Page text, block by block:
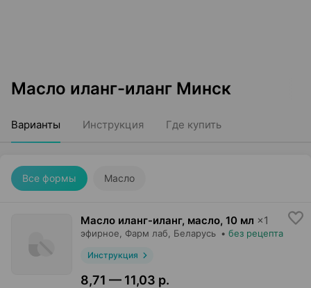
Масло иланг-иланг Минск
Варианты Инструкция Где купить
Все формы Масло
Масло иланг-иланг, масло, 10 мл ×1
эфирное, Фарм лаб , Беларусь • без рецепта
Инструкция
8,71 — 11,03 р.